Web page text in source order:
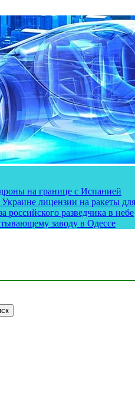
на границе с Испанией
лицензии на ракеты
российского разведчика в небе
заводу в Одессе